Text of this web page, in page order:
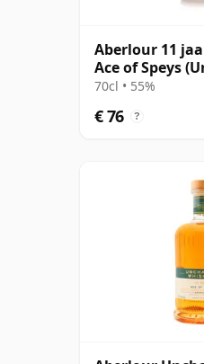
Aberlour 11
Ace of Speys
Whisky)
70cl • 55%
€ 76 ?